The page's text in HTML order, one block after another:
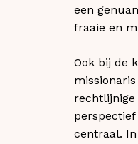
een
fraaie en
Ook bij de
rechtlijnige
centraal. In